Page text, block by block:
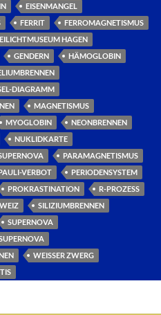
EISENMANGEL
FERRIT
FERROMAGNETISMUS
HAGEN
GENDERN
HÄMOGLOBIN
DIAGRAMM
MAGNETISMUS
MYOGLOBIN
NEONBRENNEN
NUKLIDKARTE
PARAMAGNETISMUS
VERBOT
PERIODENSYSTEM
PROKRASTINATION
R-PROZESS
SILIZIUMBRENNEN
SUPERNOVA
WEISSER ZWERG